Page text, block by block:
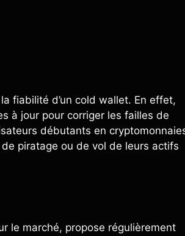
fiabilité d’un cold wallet. En effet,
à jour pour corriger les failles de
débutants en
piratage ou de vol de leurs actifs
le marché, propose régulièrement